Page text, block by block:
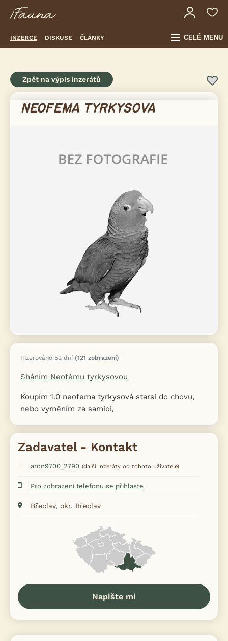
INZERCE DISKUSE ČLÁNKY CELÉ MENU
Zpět na výpis inzerátů
Inzerováno 52 dní (121 zobrazení)
Sháním Neofému tyrkysovou
Koupím 1.0 neofema tyrkysová starsi do chovu,
nebo vyměním za samici,
Zadavatel - Kontakt
aron9700_2790 (další inzeráty od tohoto uživatele)
Pro zobrazení telefonu se přihlaste
Břeclav, okr. Břeclav
Napište mi
NEOFEMA TYRKYSOVA